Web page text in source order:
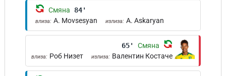
Смяна 84'
влиза: A. Movsesyan излиза: A. Askaryan
65' Смяна
влиза: Роб Низет излиза: Валентин Костаче